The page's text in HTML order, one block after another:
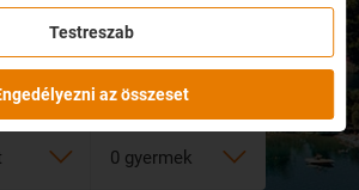
nap
Testreszab
az összeset